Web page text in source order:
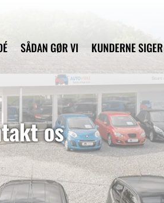
SÅDAN GØR VI KUNDERNE SIGER
os